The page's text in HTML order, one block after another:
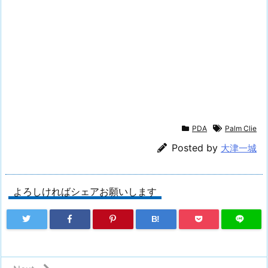
PDA Palm Clie
Posted by 大津一城
よろしければシェアお願いします
B!